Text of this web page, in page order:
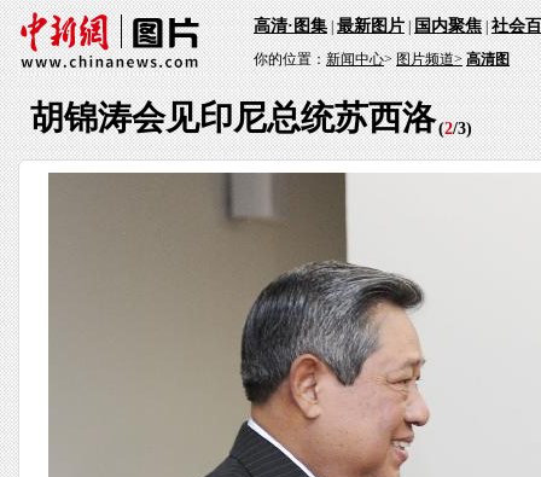
高清·图集|最新图片|国内聚焦|社会
你的位置：新闻中心>图片频道> 高清图
胡锦涛会见印尼总统苏西洛(2/3)